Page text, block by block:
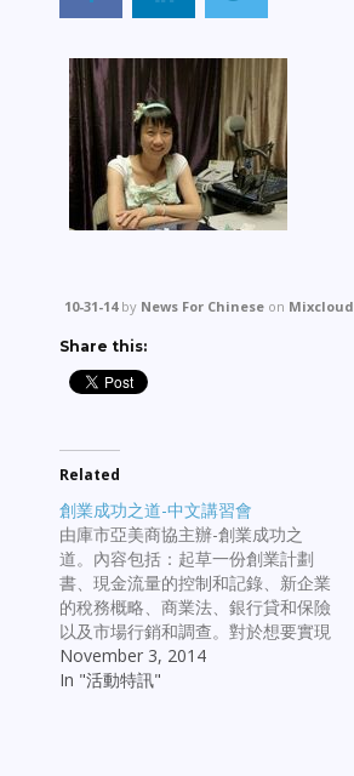
10-31-14by News For Chinese on Mixcloud
Share this:
Related
創業成功之道-中文講習會
由庫市亞美商協主辦-創業成功之
道。內容包括：起草一份創業計劃
書、現金流量的控制和記錄、新企業
的稅務概略、商業法、銀行貸和保險
以及市場行銷和調查。對於想要實現
自己夢想的你會是一個很好的平台。
日期：11月12日星期三 時間：上午
November 3, 2014
In "活動特訊"